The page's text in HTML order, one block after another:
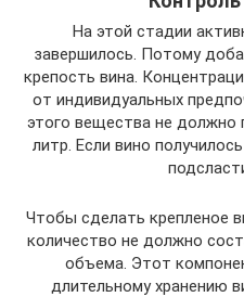
На этой стадии
завершилось. Потому
крепость вина.
от индивидуальных
этого вещества не должно
литр. Если вино
Чтобы сделать крепленое
количество не должно
объема. Этот
длительному хранению